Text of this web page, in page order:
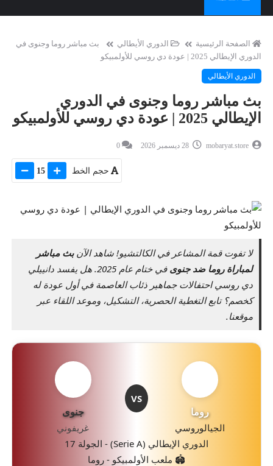
الصفحة الرئيسية الدوري الأيطالي
بث مباشر روما وجنوى في
الدوري الإيطالي 2025 | عودة دي روسي للأولمبيكو
الدوري الأيطالي
بث مباشر روما وجنوى في الدوري
الإيطالي 2025 | عودة دي روسي للأولمبيكو
mobaryat.store
0
حجم الخط 15
لا تفوت قمة المشاعر في الكالتشيو! شاهد الآنبث مباشر
لمباراة روما ضد جنوى
في ختام عام 2025. هل يفسد دانييلي
دي روسي احتفالات جماهير ذئاب العاصمة في أول عودة له
كخصم؟ تابع التغطية الحصرية، التشكيل، وموعد اللقاء عبر
موقعنا.
روما
الجيالوروسي
VS
جنوى
غريفوني
الدوري الإيطالي (Serie A) - الجولة 17
🏟️ ملعب الأولمبيكو - روما